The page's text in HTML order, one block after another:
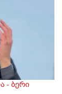
- ბერი